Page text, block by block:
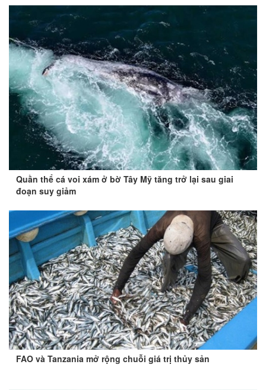
Quần thể cá voi xám ở bờ Tây Mỹ tăng trở lại sau giai
đoạn suy giảm
FAO và Tanzania mở rộng chuỗi giá trị thủy sản